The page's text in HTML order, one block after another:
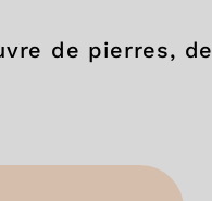
de pierres, de